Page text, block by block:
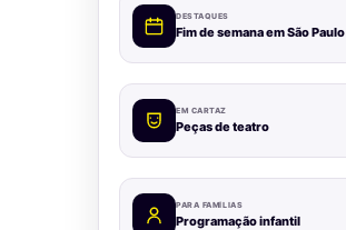
DESTAQUES
Fim de semana em São Paulo
EM CARTAZ
Peças de teatro
PARA FAMÍLIAS
Programação infantil